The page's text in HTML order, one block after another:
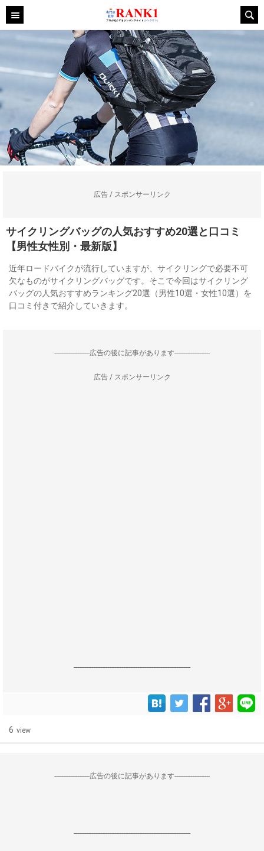
広告 / スポンサーリンク
サイクリングバッグの人気おすすめ20選と口コミ
【男性女性別・最新版】
近年ロードバイクが流行していますが、サイクリングで必要不可
欠なものがサイクリングバッグです。そこで今回はサイクリング
バッグの人気おすすめランキング20選（男性10選・女性10選）を
口コミ付きで紹介していきます。
--------------------広告の後に記事があります--------------------
広告 / スポンサーリンク
------------------------------------------------------------------
6 view
--------------------広告の後に記事があります--------------------
------------------------------------------------------------------